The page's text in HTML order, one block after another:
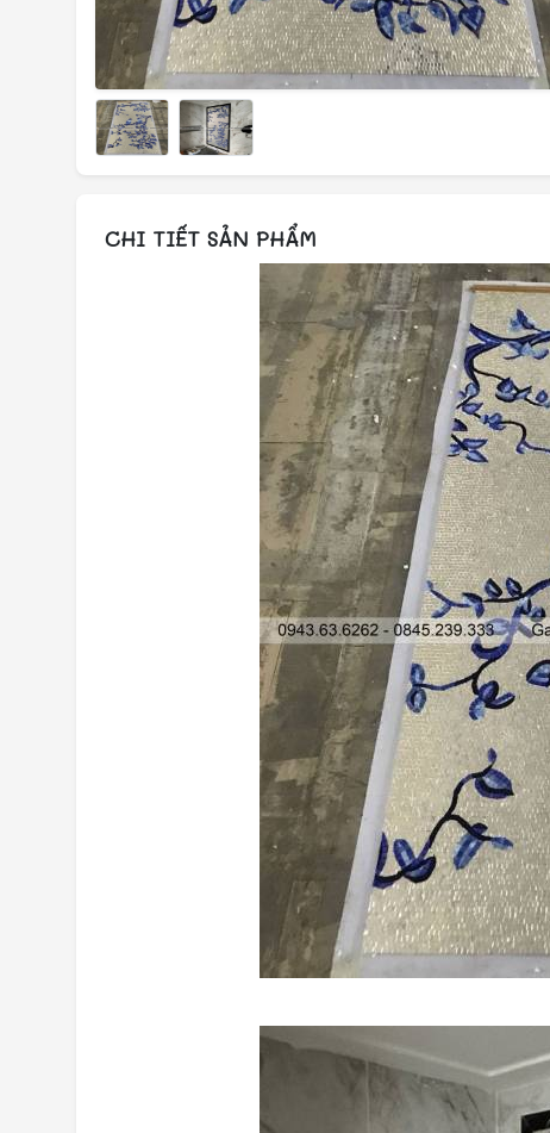
CHI TIẾT SẢN PHẨM